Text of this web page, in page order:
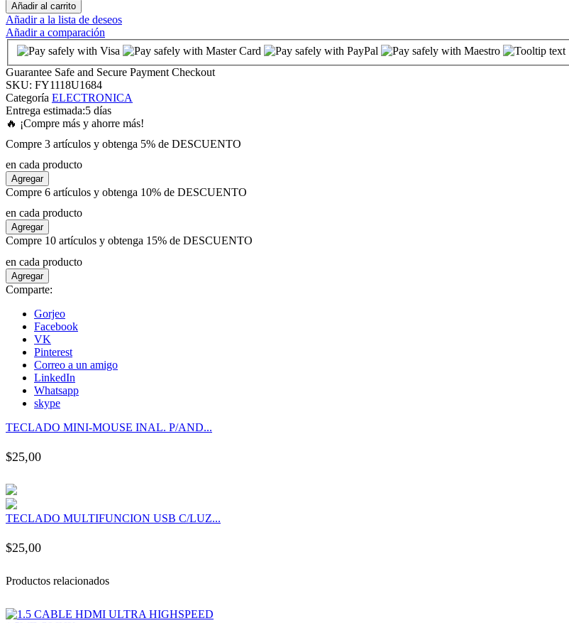
Añadir al carrito
Añadir a la lista de deseos
Añadir a comparación
Guarantee Safe and Secure Payment Checkout
SKU: FY1118U1684
Categoría ELECTRONICA
Entrega estimada:5 días
🔥 ¡Compre más y ahorre más!
Compre 3 artículos y obtenga 5% de DESCUENTO
en cada producto
Agregar
Compre 6 artículos y obtenga 10% de DESCUENTO
en cada producto
Agregar
Compre 10 artículos y obtenga 15% de DESCUENTO
en cada producto
Agregar
Comparte:
Gorjeo
Facebook
VK
Pinterest
Correo a un amigo
LinkedIn
Whatsapp
skype
TECLADO MINI-MOUSE INAL. P/AND...
$25,00
TECLADO MULTIFUNCION USB C/LUZ...
$25,00
Productos relacionados